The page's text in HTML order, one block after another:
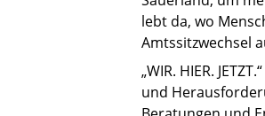
lebt da, wo
Amtssitzwechsel
„WIR. HIER.
und